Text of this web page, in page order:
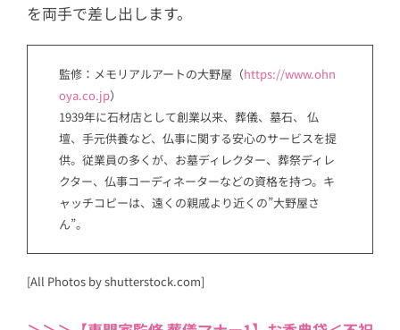
を両手で差し出します。
監修：メモリアルアートの大野屋（https://www.ohn
oya.co.jp）
1939年に石材店として創業以来、葬儀、墓石、 仏
壇、手元供養など、仏事に関する安心のサービスを提
供。従業員の多くが、お墓ディレクター、葬祭ディレ
クター、仏事コーディネーターなどの資格を持つ。キ
ャッチコピーは、遠くの親戚より近くの”大野屋さ
ん”。
[All Photos by shutterstock.com]